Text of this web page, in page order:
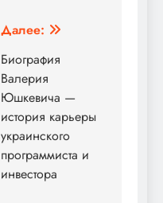
Далее:
Биография
Валерия
Юшкевича —
история карьеры
украинского
программиста и
инвестора